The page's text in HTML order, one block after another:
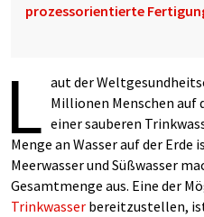
prozessorientierte
L aut der
Millionen Menschen auf
einer sauberen
Menge an Wasser auf der
Meerwasser und Süßwasser
Gesamtmenge aus. Eine der
Trinkwasser bereitzustellen,